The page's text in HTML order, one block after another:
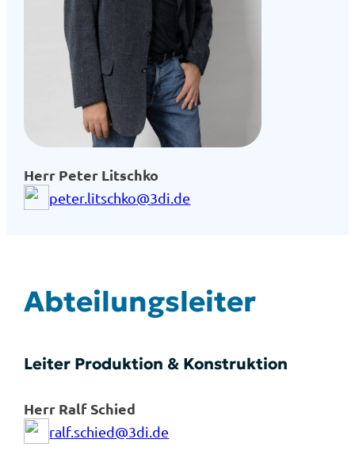
Herr Peter Lit­sch­ko
peter.litschko@3di.de
Abtei­lungs­lei­ter
Lei­ter Pro­duk­ti­on & Kon­struk­ti­on
Herr Ralf Schied
ralf.schied@3di.de